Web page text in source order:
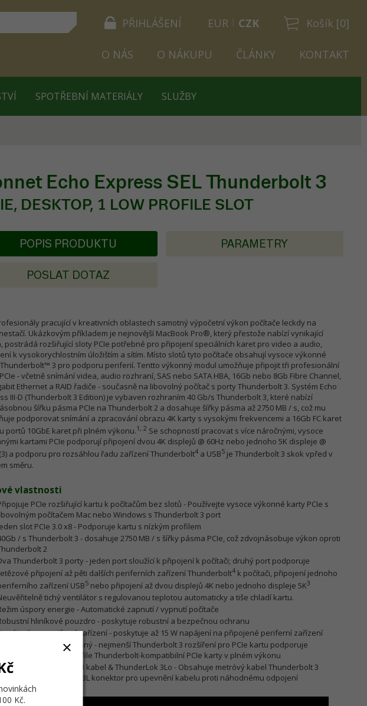
PŘIHLÁŠENÍ Košík [0]
EUR CZK
O NÁS O NÁKUPU ČLÁNKY KONTAKT
SPOTŘEBNÍ MATERIÁLY SLUŽBY
Echo Express SEL Thunderbolt 3
DESKTOP, 1 LOW PROFILE SLOT
POPIS PRODUKTU PARAMETRY
POSLAT DOTAZ
pracující v kreativních oblastech samotný výpočetní výkon počítače leckdy na
Ukázkovým příkladem je nejnovější MacBook Pro®, který přestože nabízí vynikající
postrádá rozšiřující sloty PCIe potřebné pro připojení speciálních karet pro video a audio,
k vysokorychlostním úložištím a sítím. Místo slotů tyto počítače obsahují vysoce výkonné
3 pro podporu periferií. Tentto výkonný modul umožňuje připojit tři profesionální
- včetně snímání videa, audio rozhraní, SAS nebo SATA HBA, 16Gb nebo 8Gb Fibre Channel,
Ethernet a RAID řadiče - současně na libovolný počítač s porty Thunderbolt 3. Systém Echo
III-D (Thunderbolt 3 Edition) je vybaven rozhraním 40 Gb/s Thunderbolt 3, které nabízí
šířku pásma PCIe na Thunderbolt 2 a dosahuje šířky pásma až 2750 MB / s, což mu
podporovat snímání a zpracování obrazu 4K karty s vysokými frekvencemi a 16Gb FC karet
portů 10GbE karet při plném výkonu.1, 2 Se schopností pracovat s více náročnými, vysoce
kartami PCIe podporují připojení dvou 4K displejů @ 60Hz nebo jednoho 5K displeje @
a podporu pro rozsáhlou řadu zařízení Thunderbolt4 a USB5 je Thunderbolt 3 skok vpřed v
směru.
vlastnosti
PCIe rozšiřující kartu k počítačům bez slotů - Používejte vysoce výkonné karty PCIe s
počítačem Mac nebo Windows s Thunderbolt 3 port
slot PCIe 3.0 x8 - Podporuje kartu s nízkým profilem
/ s Thunderbolt 3 - dosahuje 2750 MB / s šířky pásma PCIe, což zdvojnásobuje výkon oproti
2
Thunderbolt 3 porty - jeden port sloužící k připojení k počítači; druhý port podporuje
připojení až pěti dalších periferních zařízení Thunderbolt4 k počítači, připojení jednoho
zařízení USB5 nebo připojení až dvou displejů 4K nebo jednoho displeje 5K3
tichý ventilátor s regulovanou teplotou automaticky a tiše chladí kartu.
úspory energie - Automatické zapnutí / vypnutí počítače
hliníkové pouzdro - poskytuje robustní a bezpečnou ochranu
pro periferní zařízení - poskytuje až 15 W napájení na připojené periferní zařízení
Malý balíček, plně výkonný - nejmenší Thunderbolt 3 rozšíření pro PCIe kartu podporuje
nejpopulárnější low-profile Thunderbolt-kompatibilní PCIe karty v plném výkonu
Obsahuje Thunderbolt 3 kabel & ThunderLok 3Lo - Obsahuje metróvý kabel Thunderbolt 3
(40Gbps) a ThunderLok 3L konektor pro upevnění kabelu proti náhodnému odpojení
Kč.